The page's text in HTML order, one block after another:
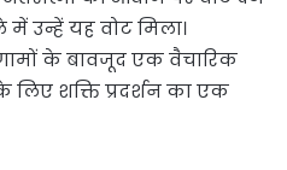
उन्हें यह वोट मिला।
के बावजूद एक वैचारिक
लिए शक्ति प्रदर्शन का एक